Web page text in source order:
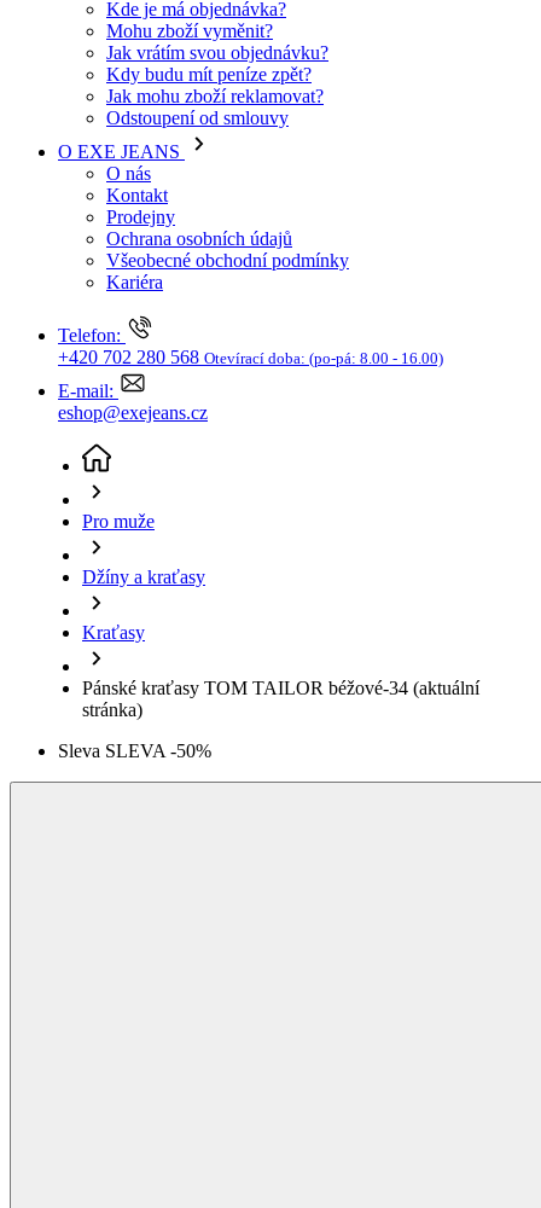
O EXE JEANS
O nás
Kontakt
Prodejny
Ochrana osobních údajů
Všeobecné obchodní podmínky
Kariéra
Telefon:
+420 702 280 568
E-mail:
eshop@exejeans.cz
Pro muže
Kraťasy
Pánské kraťasy TOM TAILOR béžové-34
stránka)
Sleva SLEVA -50%